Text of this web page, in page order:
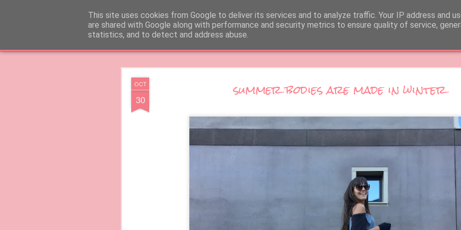
OCT
30 summer bodies are made in winter
This site uses cookies from Google to deliver its services and to analyze traffic. Your IP address and
are shared with Google along with performance and security metrics to ensure quality of service,
statistics, and to detect and address abuse.
Francesca Cappelletti Model - blogger -designer- image consultant FOR COLLABRATION:
Vieni, ti porto a Procida !